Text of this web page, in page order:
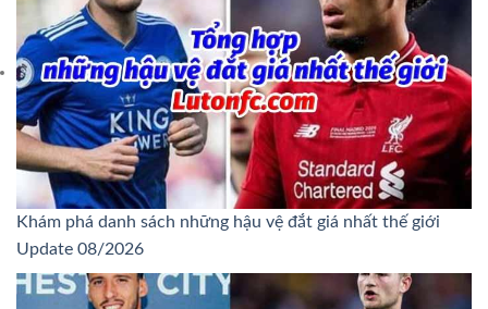
Khám phá danh sách những hậu vệ đắt giá nhất thế giới
Update 08/2026